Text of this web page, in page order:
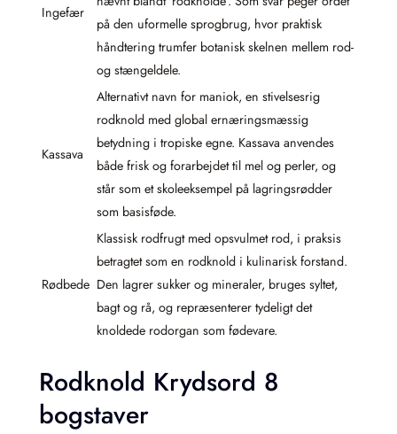
Ingefær
på den uformelle sprogbrug, hvor praktisk
håndtering trumfer botanisk skelnen mellem rod-
og stængeldele.
Kassava
Alternativt navn for maniok, en stivelsesrig
rodknold med global ernæringsmæssig
betydning i tropiske egne. Kassava anvendes
både frisk og forarbejdet til mel og perler, og
står som et skoleeksempel på lagringsrødder
som basisføde.
Rødbede
Klassisk rodfrugt med opsvulmet rod, i praksis
betragtet som en rodknold i kulinarisk forstand.
Den lagrer sukker og mineraler, bruges syltet,
bagt og rå, og repræsenterer tydeligt det
knoldede rodorgan som fødevare.
Rodknold Krydsord 8
bogstaver